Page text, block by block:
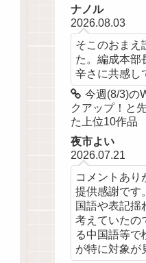
ナノル
2026.08.03
そこのおまえ
た。編成本部
辛さに共感し
今週(8/3)の
クアップ！と
た上位10作品
夜市よい
2026.07.21
コメントあり
提供感謝です
国語や表記揺
考えていたの
る中国語等で
が特に対象が